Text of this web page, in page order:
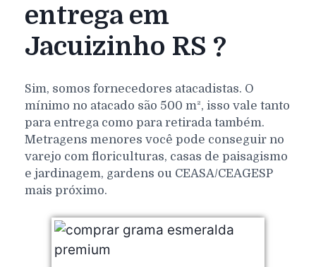
entrega em
Jacuizinho RS ?
Sim, somos fornecedores atacadistas. O
mínimo no atacado são 500 m², isso vale tanto
para entrega como para retirada também.
Metragens menores você pode conseguir no
varejo com floriculturas, casas de paisagismo
e jardinagem, gardens ou CEASA/CEAGESP
mais próximo.